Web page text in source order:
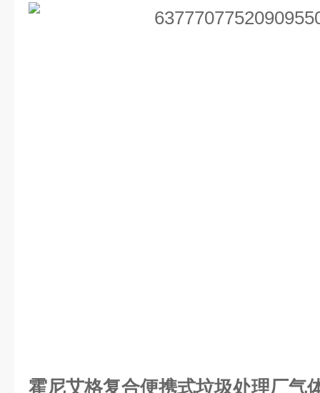
霍尼艾格复合便携式垃圾处理厂气